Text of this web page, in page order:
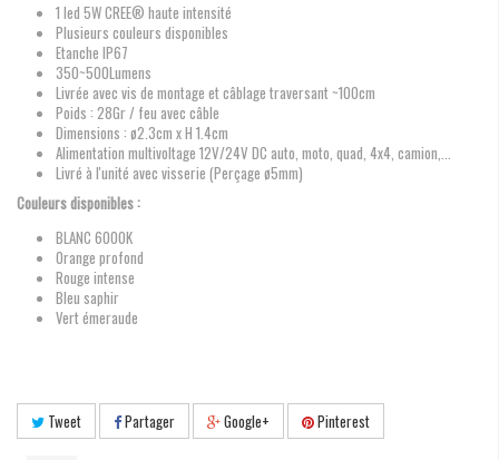
1 led 5W CREE® haute intensité
Plusieurs couleurs disponibles
Etanche IP67
350~500Lumens
Livrée avec vis de montage et câblage traversant ~100cm
Poids : 28Gr / feu avec câble
Dimensions : ø2.3cm x H 1.4cm
Alimentation multivoltage 12V/24V DC auto, moto, quad, 4x4, camion,...
Livré à l'unité avec visserie (Perçage ø5mm)
Couleurs disponibles :
BLANC 6000K
Orange profond
Rouge intense
Bleu saphir
Vert émeraude
Tweet Partager Google+ Pinterest